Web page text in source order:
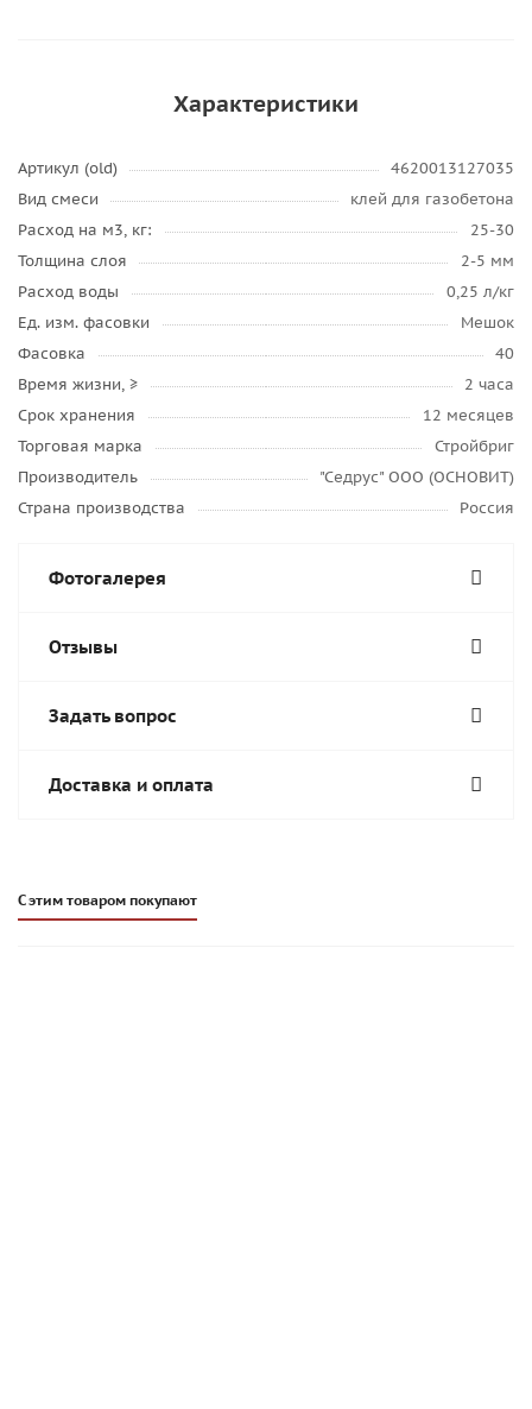
Характеристики
Артикул (old)
4620013127035
Вид смеси
клей для газобетона
Расход на м3, кг:
25-30
Толщина слоя
2-5 мм
Расход воды
0,25 л/кг
Ед. изм. фасовки
Мешок
Фасовка
40
Время жизни, ≥
2 часа
Срок хранения
12 месяцев
Торговая марка
Стройбриг
Производитель
"Седрус" ООО (ОСНОВИТ)
Страна производства
Россия
Фотогалерея
Отзывы
Задать вопрос
Доставка и оплата
С этим товаром покупают